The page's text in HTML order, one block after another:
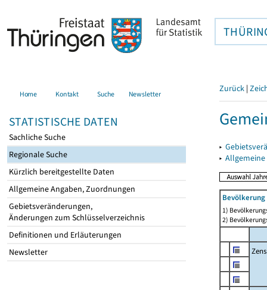
Home Kontakt Suche Newsletter
STATISTISCHE DATEN
Sachliche Suche
Regionale Suche
Kürzlich bereitgestellte Daten
Allgemeine Angaben, Zuordnungen
Gebietsveränderungen,
Änderungen zum Schlüsselverzeichnis
Definitionen und Erläuterungen
Newsletter
Zurück |
▸
▸
Bevölkerung
1)
2)